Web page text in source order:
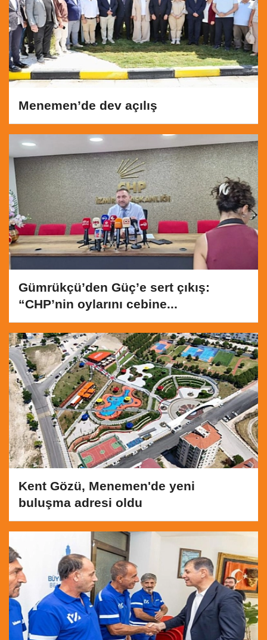
Menemen’de dev açılış
Gümrükçü’den Güç’e sert çıkış:
“CHP’nin oylarını cebine...
Kent Gözü, Menemen'de yeni
buluşma adresi oldu